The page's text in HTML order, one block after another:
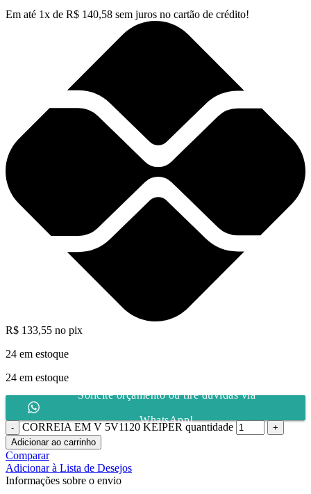
Em até 1x de R$ 140,58 sem juros no cartão de crédito!
R$ 133,55 no pix
24 em estoque
24 em estoque
Solicite orçamento ou tire dúvidas via
WhatsApp!
CORREIA EM V 5V1120 KEIPER quantidade
Adicionar ao carrinho
Comparar
Adicionar à Lista de Desejos
Informações sobre o envio